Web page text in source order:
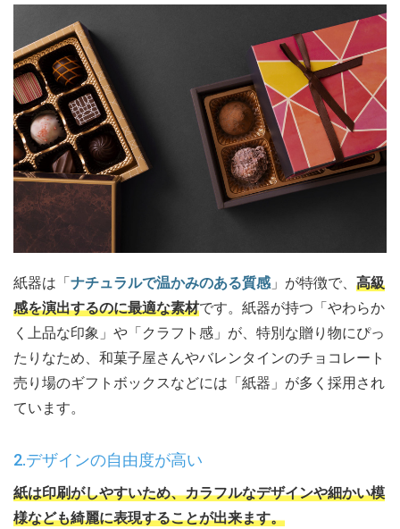
紙器は「ナチュラルで温かみのある質感」が特徴で、 高級
感を演出するのに最適な素材です。紙器が持つ「やわらか
く上品な印象」や「クラフト感」が、特別な贈り物にぴっ
たりなため、和菓子屋さんやバレンタインのチョコレート
売り場のギフトボックスなどには「紙器」が多く採用され
ています。
2.デザインの自由度が高い
紙は印刷がしやすいため、カラフルなデザインや細かい模
様なども綺麗に表現することが出来ます。